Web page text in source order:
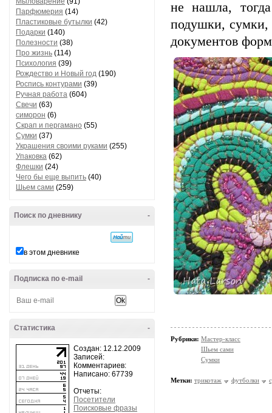
Парфюмерия (14)
Пластиковые бутылки (42)
Подарки (140)
Полезности (38)
Про жизнь (114)
Психология (39)
Рождество и Новый год (190)
Роспись контурами (39)
Ручная работа (604)
Свечи (63)
симорон (6)
Скрап и пергамано (55)
Сумки (37)
Украшения своими руками (255)
Упаковка (62)
Флешки (24)
Чего бы еще выпить (40)
Шьем сами (259)
-
Поиск по дневнику
в этом дневнике
-
Подписка по e-mail
-
Статистика
Создан: 12.12.2009
Записей:
Комментариев:
Написано: 67739
Отчеты:
Посетители
Поисковые фразы
не нашла,
подушки, сумки,
документов
Рубрики: Мастер-класс
Шьем сами
Сумки
Метки: трикотаж футболки